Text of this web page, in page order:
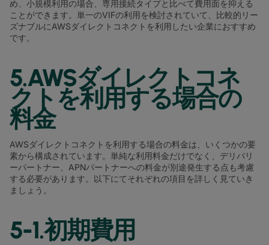
め、小規模利用の場合、専用接続タイプと比べて費用面を抑える
ことができます。単一のVIFの利用を検討されていて、比較的リー
ズナブルにAWSダイレクトコネクトを利用したい企業におすすめ
です。
5.AWSダイレクトコネ
クトを利用する場合の
料金
AWSダイレクトコネクトを利用する場合の料金は、いくつかの要
素から構成されています。単純な利用料金だけでなく、デリバリ
ーパートナー、APNパートナーへの料金が別途発生する点も考慮
する必要があります。以下にてそれぞれの項目を詳しく見ていき
ましょう。
5-1.初期費用